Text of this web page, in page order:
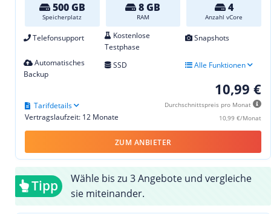
500 GB
Speicherplatz
8 GB
RAM
4
Anzahl vCore
Telefonsupport
Kostenlose
Testphase
Snapshots
Automatisches
Backup
SSD Alle Funktionen
10,99 €
Durchschnittspreis pro Monat
10,99 €/Monat
Vertragslaufzeit: 12 Monate
Tarifdetails
ZUM ANBIETER
Tipp
Wähle bis zu 3 Angebote und vergleiche
sie miteinander.